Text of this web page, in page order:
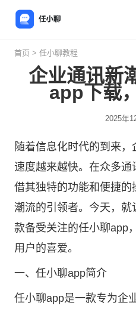
首页 > 任小聊教程
企业通讯新
app下载
2025年
随着信息化时代的到来
速度越来越快。在众多通
借其独特的功能和便捷
潮流的引领者。今天，
款备受关注的任小聊app
用户的喜爱。
一、任小聊app简介
任小聊app是一款专为企